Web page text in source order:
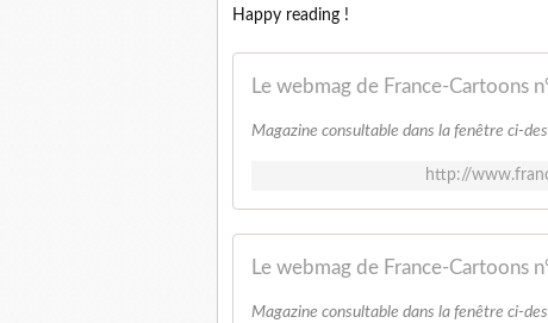
Happy reading !
Le webmag de France-Cartoons
Magazine consultable dans la fenêtre ci-
http://
Le webmag de France-Cartoons
Magazine consultable dans la fenêtre ci-